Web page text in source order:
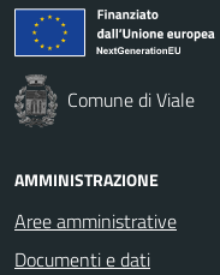
Comune di Viale
AMMINISTRAZIONE
Aree amministrative
Documenti e dati